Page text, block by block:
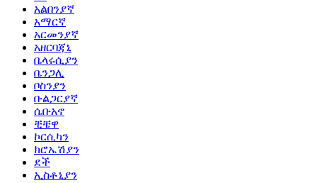
አልበንያኛ
አማርኛ
አርመንያኛ
አዘርባጃኒ
ቤላሩሲያን
ቤንጋሊ
ቦስንያን
ቡልጋርያኛ
ሴቡአኖ
ቺቼዋ
ኮርሲካን
ክሮኤሽያን
ደች
ኢስቶኒያን